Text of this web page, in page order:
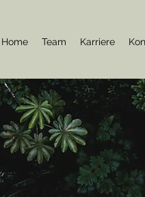
Home Team Karriere